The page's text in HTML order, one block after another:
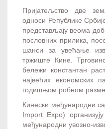
Пријатељство две
односи Републике
представљају веома
пословних прилика,
шанси за увећање
тржиште Кине.
бележи константан
највећих економских
годишњом робном
Кинески међународни
Import Expo)
међународни увозно-